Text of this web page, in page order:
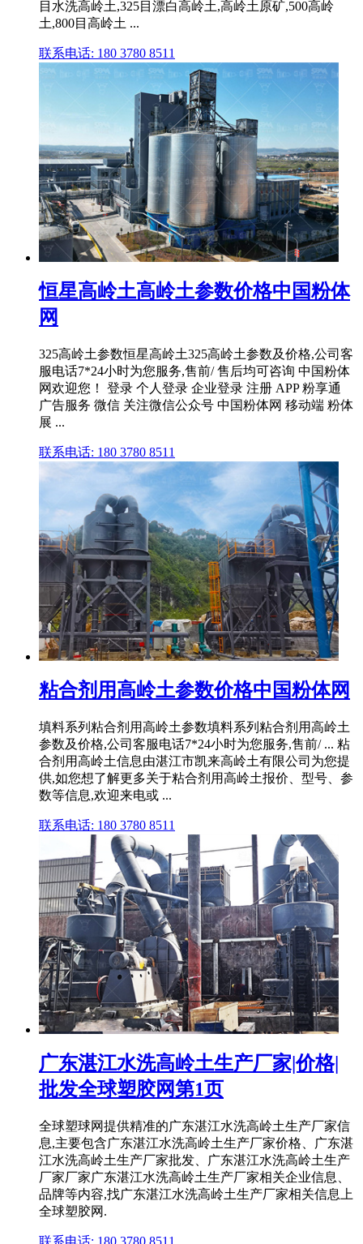
目水洗高岭土,325目漂白高岭土,高岭土原矿,500高岭
土,800目高岭土 ...
联系电话: 180 3780 8511
恒星高岭土高岭土参数价格中国粉体
网
325高岭土参数恒星高岭土325高岭土参数及价格,公司客
服电话7*24小时为您服务,售前/ 售后均可咨询 中国粉体
网欢迎您！ 登录 个人登录 企业登录 注册 APP 粉享通
广告服务 微信 关注微信公众号 中国粉体网 移动端 粉体
展 ...
联系电话: 180 3780 8511
粘合剂用高岭土参数价格中国粉体网
填料系列粘合剂用高岭土参数填料系列粘合剂用高岭土
参数及价格,公司客服电话7*24小时为您服务,售前/ ... 粘
合剂用高岭土信息由湛江市凯来高岭土有限公司为您提
供,如您想了解更多关于粘合剂用高岭土报价、型号、参
数等信息,欢迎来电或 ...
联系电话: 180 3780 8511
广东湛江水洗高岭土生产厂家|价格|
批发全球塑胶网第1页
全球塑球网提供精准的广东湛江水洗高岭土生产厂家信
息,主要包含广东湛江水洗高岭土生产厂家价格、广东湛
江水洗高岭土生产厂家批发、广东湛江水洗高岭土生产
厂家厂家广东湛江水洗高岭土生产厂家相关企业信息、
品牌等内容,找广东湛江水洗高岭土生产厂家相关信息上
全球塑胶网.
联系电话: 180 3780 8511